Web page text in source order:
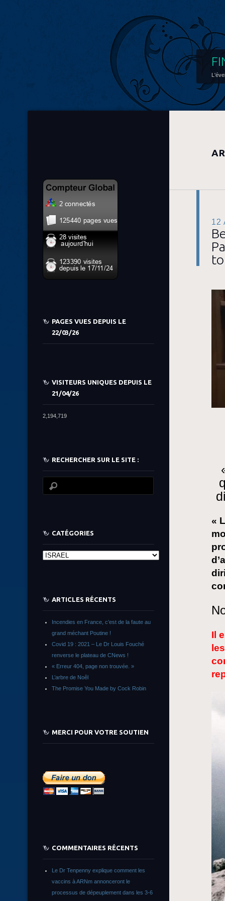
12
«
Il
PAGES VUES DEPUIS LE
22/03/26
VISITEURS UNIQUES DEPUIS LE
21/04/26
2,194,719
RECHERCHER SUR LE SITE :
CATÉGORIES
Catégories
ARTICLES RÉCENTS
Incendies en France, c’est de la faute au
grand méchant Poutine !
Covid 19 : 2021 – Le Dr Louis Fouché
renverse le plateau de CNews !
« Erreur 404, page non trouvée. »
L’arbre de Noêl
The Promise You Made by Cock Robin
MERCI POUR VOTRE SOUTIEN
COMMENTAIRES RÉCENTS
Le Dr Tenpenny explique comment les
vaccins à ARNm annonceront le
processus de dépeuplement dans les 3-6